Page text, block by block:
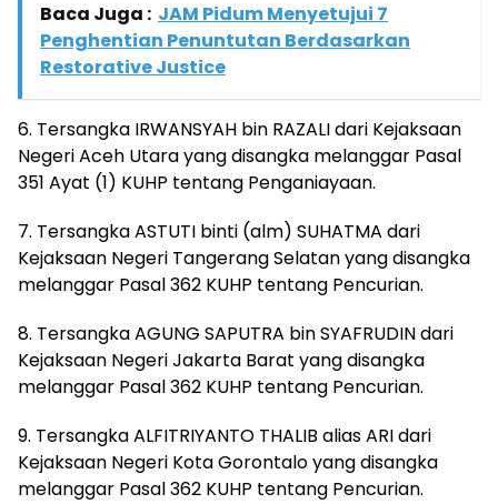
Baca Juga : JAM Pidum Menyetujui 7
Penghentian Penuntutan Berdasarkan
Restorative Justice
6. Tersangka IRWANSYAH bin RAZALI dari Kejaksaan
Negeri Aceh Utara yang disangka melanggar Pasal
351 Ayat (1) KUHP tentang Penganiayaan.
7. Tersangka ASTUTI binti (alm) SUHATMA dari
Kejaksaan Negeri Tangerang Selatan yang disangka
melanggar Pasal 362 KUHP tentang Pencurian.
8. Tersangka AGUNG SAPUTRA bin SYAFRUDIN dari
Kejaksaan Negeri Jakarta Barat yang disangka
melanggar Pasal 362 KUHP tentang Pencurian.
9. Tersangka ALFITRIYANTO THALIB alias ARI dari
Kejaksaan Negeri Kota Gorontalo yang disangka
melanggar Pasal 362 KUHP tentang Pencurian.